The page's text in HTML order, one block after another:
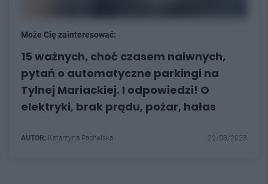
Może Cię zainteresować:
15 ważnych, choć czasem naiwnych,
pytań o automatyczne parkingi na
Tylnej Mariackiej. I odpowiedzi! O
elektryki, brak prądu, pożar, hałas
AUTOR: Katarzyna Pachelska 22/03/2023